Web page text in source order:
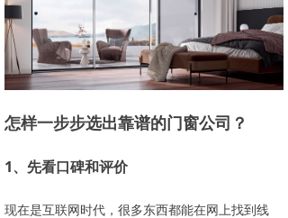
怎样一步步选出靠谱的门窗公司？
1、先看口碑和评价
现在是互联网时代，很多东西都能在网上找到线